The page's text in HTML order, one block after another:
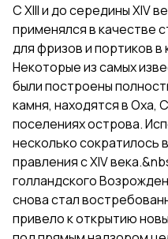
С XIII и до середины XIV
применялся в качестве
для фризов и портиков в
Некоторые из самых
были построены
камня, находятся в Оха,
поселениях острова.
несколько сократилось
правления с XIV
голландского
снова стал
привело к открытию